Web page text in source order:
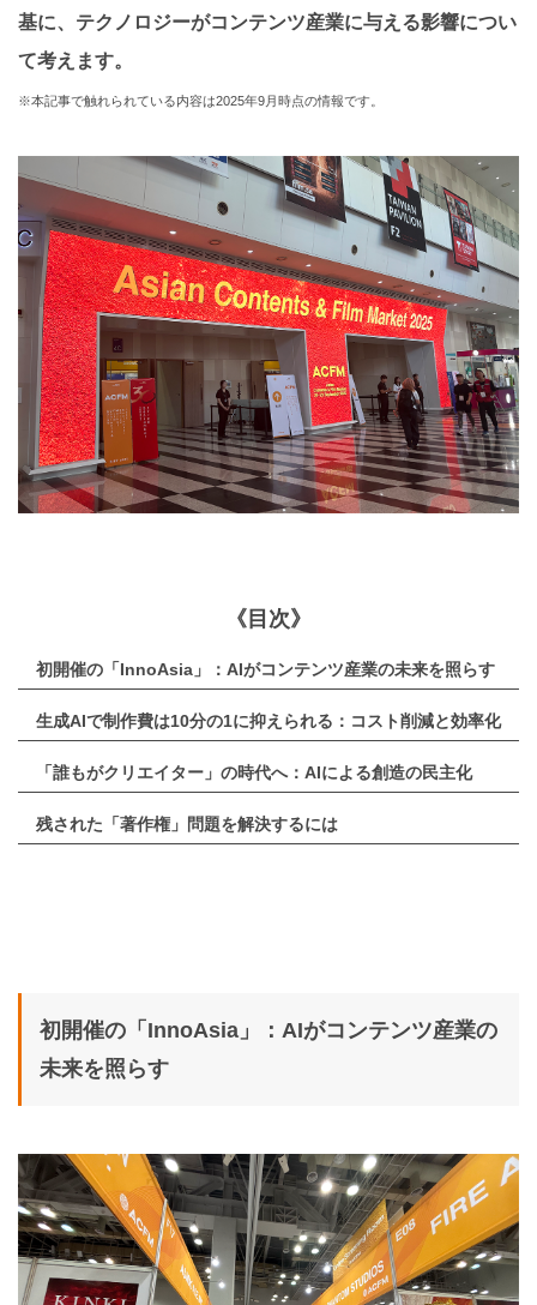
基に、テクノロジーがコンテンツ産業に与える影響につい
て考えます。
※本記事で触れられている内容は2025年9月時点の情報です。
《目次》
初開催の「InnoAsia」：AIがコンテンツ産業の未来を照らす
生成AIで制作費は10分の1に抑えられる：コスト削減と効率化
「誰もがクリエイター」の時代へ：AIによる創造の民主化
残された「著作権」問題を解決するには
初開催の「InnoAsia」：AIがコンテンツ産業の
未来を照らす